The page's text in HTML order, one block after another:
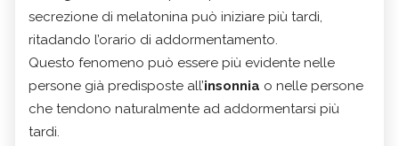
secrezione di melatonina può iniziare più tardi,
ritadando l’orario di addormentamento.
Questo fenomeno può essere più evidente nelle
persone già predisposte all’insonnia o nelle persone
che tendono naturalmente ad addormentarsi più
tardi.